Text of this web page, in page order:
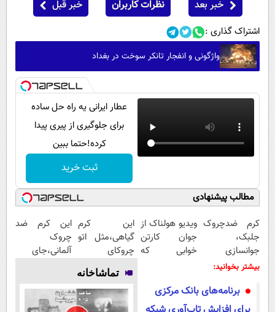
خبر بعد نظرات کاربران خبر قبل
اشتراک گذاری :
واژگونی و انفجار تانکر سوخت در بغداد
عطار ایرانی یه راه حل ساده
برای جلوگیری از پیری پیدا
کرده!حتما ببین
ثبت خرید
مطالب پیشنهادی
کرم ضدچروک
جلبک،
جوانسازی
طبیعی پوست
ویدیو هولناک از
جوان کارتن
خوابی که
این کرم
گیاهی،مثل اتو
چروکای
پوستتوصاف
میکنه!50%تخفیف
این کرم ضد
چروک
آلمانی،جای
تخفیف تا
امشب
بیشتر بخوانید:
برنامه‌های بانک مرکزی
تماشاخانه